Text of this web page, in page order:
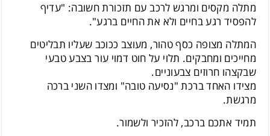
מתלה מקסים ומרגש לרכב עם תזכורת חשובה: "עדיף
להפסיד רגע בחיים ולא את החיים ברגע".
המתלה מצופה כסף טהור, מעוצב ככוכב שעליו תבליטים
מחייכים ומחבקים. תלוי על חוט דמוי עור בצבע טבעי
שבקצהו חרוזים צבעוניים.
מצידו האחד ברכת "נסיעה טובה" ומצדו השני ברכה
מרגשת.
תמיד אתכם ברכב, להזכיר ולשמור.